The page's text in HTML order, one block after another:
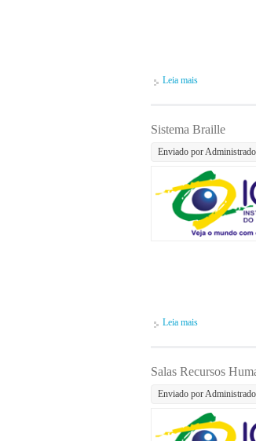
Leia mais
Sistema Braille
Enviado por
Leia mais
Salas Recursos
Enviado por